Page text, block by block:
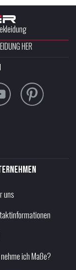
HER
uns
ich Maße?